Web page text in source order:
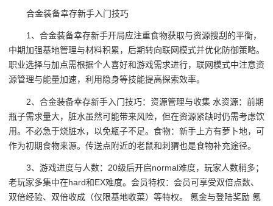
合金装备幸存新手入门技巧
1、合金装备幸存新手开局应注重食物获取与资源搜刮的平衡，
中期加强基地管理与材料积累，后期转向联网模式并优化防御策略。
职业选择与加点需根据个人喜好和游戏需求进行，联网模式中注意资
源管理与能量加速，利用隐身等技能提高探索效率。
2、合金装备幸存新手入门技巧：资源管理与收集 水资源：前期
瓶子需求量大，脏水虽然可能带来风险，但在资源紧缺时仍需考虑饮
用。不必急于烧脏水，以免瓶子不足。食物：新手上方有萝卜地，可
作为初期食物来源。传送点附近的老鼠和刺猬也是食物补充途径。
3、游戏进度与人数：20级后开启normal难度，玩家人数稍多；
老玩家多集中在hard和EX难度。会员特权：会员可享受双倍点数、
双倍经验、双倍收成（仅限基地收菜）等特权。 氪金与登陆奖励 氪